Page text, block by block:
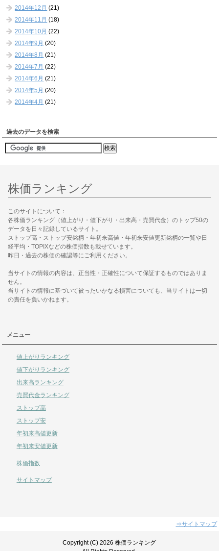
2014年12月 (21)
2014年11月 (18)
2014年10月 (22)
2014年9月 (20)
2014年8月 (21)
2014年7月 (22)
2014年6月 (21)
2014年5月 (20)
2014年4月 (21)
過去のデータを検索
株価ランキング
このサイトについて：
各株価ランキング（値上がり・値下がり・出来高・売買代金）のトップ50の
データを日々記録しているサイト。
ストップ高・ストップ安銘柄・年初来高値・年初来安値更新銘柄の一覧や日
経平均・TOPIXなどの株価指数も載せています。
昨日・過去の株価の確認等にご利用ください。
当サイトの情報の内容は、正当性・正確性について保証するものではありま
せん。
当サイトの情報に基づいて被ったいかなる損害についても、当サイトは一切
の責任を負いかねます。
メニュー
値上がりランキング
値下がりランキング
出来高ランキング
売買代金ランキング
ストップ高
ストップ安
年初来高値更新
年初来安値更新
株価指数
サイトマップ
⇒サイトマップ
Copyright (C) 2026 株価ランキング